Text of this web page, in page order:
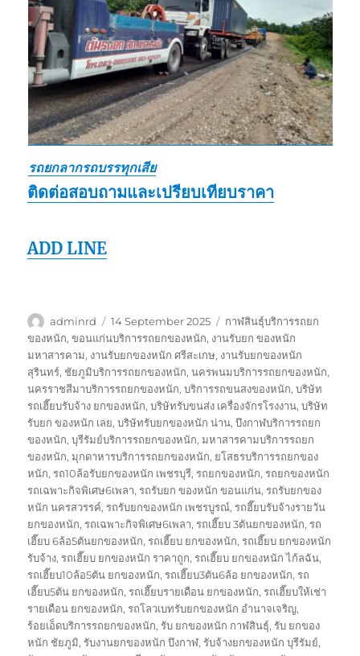
รถยกลากรถบรรทุกเสีย
ติดต่อสอบถามและเปรียบเทียบราคา
ADD LINE
Author
adminrd
Posted
on
14 September 2025 Tags
กาฬสินธุ์บริการรถยก
ของหนัก,ขอนแก่นบริการรถยกของหนัก, งานรับยก ของหนัก
มหาสารคาม, งานรับยกของหนัก ศรีสะเกษ, งานรับยกของหนัก
สุรินทร์, ชัยภูมิบริการรถยกของหนัก,นครพนมบริการรถยกของหนัก,
นครราชสีมาบริการรถยกของหนัก,บริการรถขนสงของหนัก,บริษัท
รถเฮี๊ยบรับจ้าง ยกของหนัก,บริษัทรับขนส่ง เครื่องจักรโรงงาน,บริษัท
รับยก ของหนัก เลย,บริษัทรับยกของหนัก น่าน,บึงกาฬบริการรถยก
ของหนัก,บุรีรัมย์บริการรถยกของหนัก,มหาสารคามบริการรถยก
ของหนัก,มุกดาหารบริการรถยกของหนัก, ยโสธรบริการรถยกของ
หนัก,รถ10ล้อรับยกของหนัก เพชรบุรี,รถยกของหนัก,รถยกของหนัก
รถเฉพาะกิจพิเศษ6เพลา,รถรับยก ของหนัก ขอนแก่น,รถรับยกของ
หนัก นครสวรรค์,รถรับยกของหนัก เพชรบูรณ์,รถฮี๊ยบรับจ้างรายวัน
ยกของหนัก,รถเฉพาะกิจพิเศษ6เพลา,รถเฮี๊ยบ 3ตันยกของหนัก,รถ
เฮี๊ยบ 6ล้อ5ตันยกของหนัก,รถเฮี๊ยบ ยกของหนัก,รถเฮี๊ยบ ยกของหนัก
รับจ้าง,รถเฮี๊ยบ ยกของหนัก ราคาถูก,รถเฮี๊ยบ ยกของหนัก ไก้ลฉัน,
รถเฮี๊ยบ10ล้อ5ตัน ยกของหนัก,รถเฮี๊ยบ3ตัน6ล้อ ยกของหนัก,รถ
เฮี๊ยบ5ตัน ยกของหนัก,รถเฮี๊ยบรายเดือน ยกของหนัก,รถเฮี๊ยบให้เช่า
รายเดือน ยกของหนัก,รถโลวเบทรับยกของหนัก อำนาจเจริญ,
ร้อยเอ็ดบริการรถยกของหนัก,รับ ยกของหนัก กาฬสินธุ์,รับ ยกของ
หนัก ชัยภูมิ,รับงานยกของหนัก บึงกาฬ,รับจ้างยกของหนัก บุรีรัมย์,